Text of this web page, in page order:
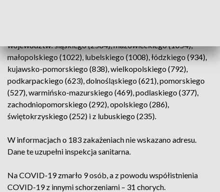
województw: śląskiego (2564), mazowieckiego (1654),
małopolskiego (1022), lubelskiego (1008), łódzkiego (934),
kujawsko-pomorskiego (838), wielkopolskiego (792),
podkarpackiego (623), dolnośląskiego (621), pomorskiego
(527), warmińsko-mazurskiego (469), podlaskiego (377),
zachodniopomorskiego (292), opolskiego (286),
świętokrzyskiego (252) i z lubuskiego (235).
W informacjach o 183 zakażeniach nie wskazano adresu.
Dane te uzupełni inspekcja sanitarna.
Na COVID-19 zmarło 9 osób, a z powodu współistnienia
COVID-19 z innymi schorzeniami – 31 chorych.